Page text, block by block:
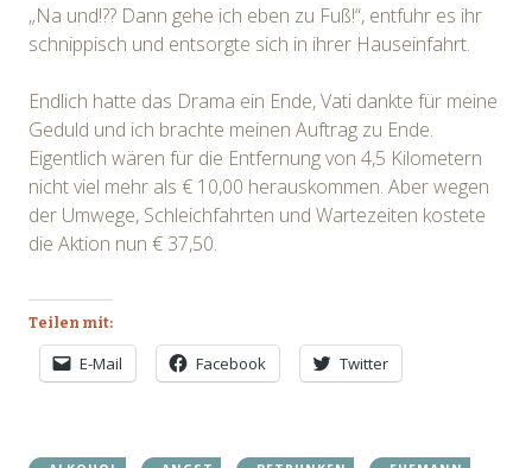
„Na und!?? Dann gehe ich eben zu Fuß!“, entfuhr es ihr
schnippisch und entsorgte sich in ihrer Hauseinfahrt.
Endlich hatte das Drama ein Ende, Vati dankte für meine
Geduld und ich brachte meinen Auftrag zu Ende.
Eigentlich wären für die Entfernung von 4,5 Kilometern
nicht viel mehr als € 10,00 herauskommen. Aber wegen
der Umwege, Schleichfahrten und Wartezeiten kostete
die Aktion nun € 37,50.
Teilen mit:
E-Mail Facebook Twitter